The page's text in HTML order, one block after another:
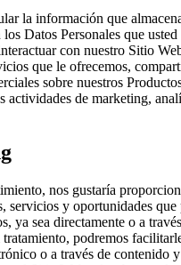
la información que
Datos Personales que
con nuestro Sitio
que le ofrecemos,
sobre nuestros
actividades de marketing,
nos gustaría
servicios y oportunidades que
ya sea directamente o a
tratamiento, podremos
o a través de contenido